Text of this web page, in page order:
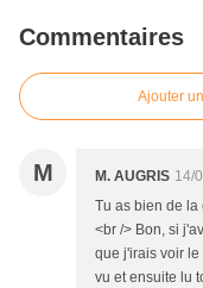
Commentaires
Ajouter
M M. AUGRIS 14/
Tu as bien de
<br /> Bon, si
que j'irais voir le
vu et ensuite lu